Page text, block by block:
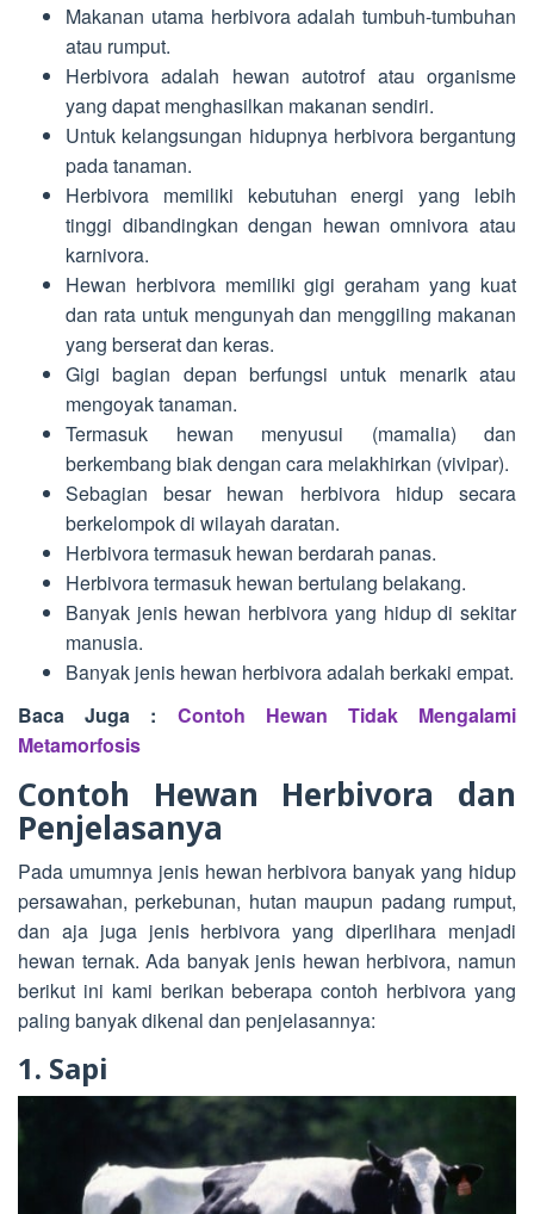
Makanan utama herbivora adalah tumbuh-tumbuhan
atau rumput.
Herbivora adalah hewan autotrof atau organisme
yang dapat menghasilkan makanan sendiri.
Untuk kelangsungan hidupnya herbivora bergantung
pada tanaman.
Herbivora memiliki kebutuhan energi yang lebih
tinggi dibandingkan dengan hewan omnivora atau
karnivora.
Hewan herbivora memiliki gigi geraham yang kuat
dan rata untuk mengunyah dan menggiling makanan
yang berserat dan keras.
Gigi bagian depan berfungsi untuk menarik atau
mengoyak tanaman.
Termasuk hewan menyusui (mamalia) dan
berkembang biak dengan cara melakhirkan (vivipar).
Sebagian besar hewan herbivora hidup secara
berkelompok di wilayah daratan.
Herbivora termasuk hewan berdarah panas.
Herbivora termasuk hewan bertulang belakang.
Banyak jenis hewan herbivora yang hidup di sekitar
manusia.
Banyak jenis hewan herbivora adalah berkaki empat.
Baca Juga : Contoh Hewan Tidak Mengalami
Metamorfosis
Contoh Hewan Herbivora dan
Penjelasanya
Pada umumnya jenis hewan herbivora banyak yang hidup
persawahan, perkebunan, hutan maupun padang rumput,
dan aja juga jenis herbivora yang diperlihara menjadi
hewan ternak. Ada banyak jenis hewan herbivora, namun
berikut ini kami berikan beberapa contoh herbivora yang
paling banyak dikenal dan penjelasannya:
1. Sapi